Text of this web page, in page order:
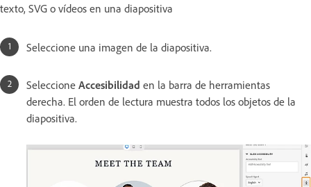
texto, SVG o vídeos en una diapositiva
Seleccione una imagen de la diapositiva.
Seleccione Accesibilidad en la barra de herramientas
derecha. El orden de lectura muestra todos los objetos de la
diapositiva.